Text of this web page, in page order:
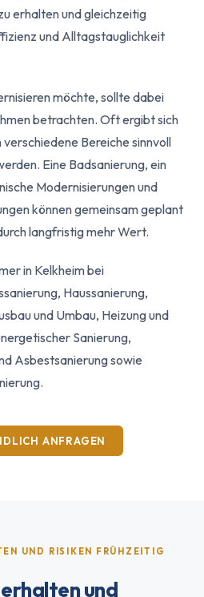
erhalten und gleichzeitig
und Alltagstauglichkeit
möchte, sollte dabei
betrachten. Oft ergibt sich
Bereiche sinnvoll
Eine Badsanierung, ein
Modernisierungen und
können gemeinsam geplant
langfristig mehr Wert.
in Kelkheim bei
Haussanierung,
und Umbau, Heizung und
Sanierung,
Asbestsanierung sowie
ANFRAGEN
UND RISIKEN FRÜHZEITIG
und